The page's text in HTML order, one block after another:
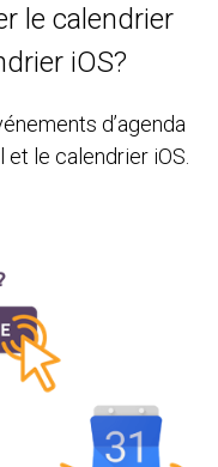
le calendrier
iOS?
d’agenda
et le calendrier iOS.